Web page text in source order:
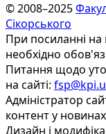
© 2008–2025
Сікорського
При посиланні на
необхідно
Питання щодо
на сайті:
Адміністратор
контент у
Дизайн і